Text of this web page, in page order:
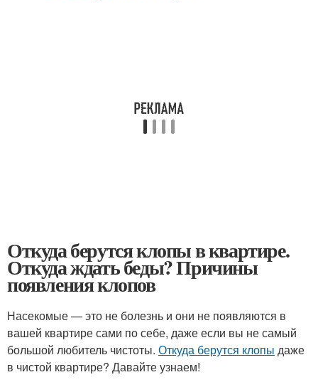
Откуда берутся клопы в квартире.
Откуда ждать беды? Причины
появления клопов
Насекомые — это не болезнь и они не появляются в
вашей квартире сами по себе, даже если вы не самый
большой любитель чистоты. Откуда берутся клопы даже
в чистой квартире? Давайте узнаем!